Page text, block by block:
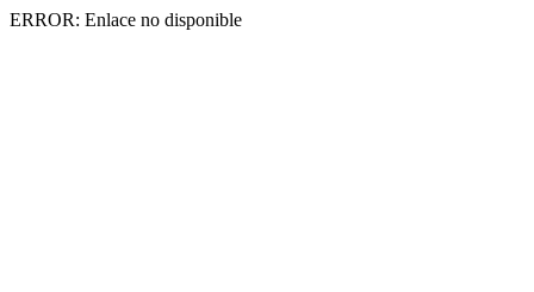
ERROR: Enlace no disponible